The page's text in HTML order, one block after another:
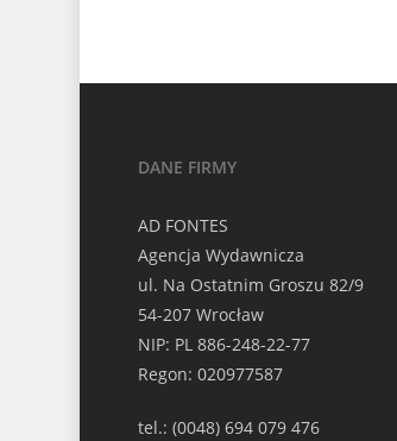
DANE FIRMY
AD FONTES
Agencja Wydawnicza
ul. Na Ostatnim Groszu 82/9
54-207 Wrocław
NIP: PL 886-248-22-77
Regon: 020977587
tel.: (0048) 694 079 476